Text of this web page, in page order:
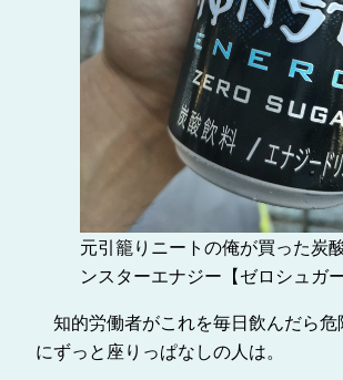
元引籠りニートの俺が買った炭
ンスターエナジー【ゼロシュガー
知的労働者がこれを毎日飲んだら危
にずっと座りっぱなしの人は。